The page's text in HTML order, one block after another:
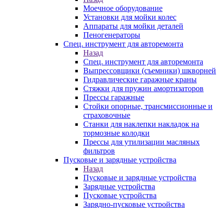
Моечное оборудование
Установки для мойки колес
Аппараты для мойки деталей
Пеногенераторы
Спец. инструмент для авторемонта
Назад
Спец. инструмент для авторемонта
Выпрессовщики (съемники) шкворней
Гидравлические гаражные краны
Стяжки для пружин амортизаторов
Прессы гаражные
Стойки опорные, трансмиссионные и
страховочные
Станки для наклепки накладок на
тормозные колодки
Прессы для утилизации масляных
фильтров
Пусковые и зарядные устройства
Назад
Пусковые и зарядные устройства
Зарядные устройства
Пусковые устройства
Зарядно-пусковые устройства